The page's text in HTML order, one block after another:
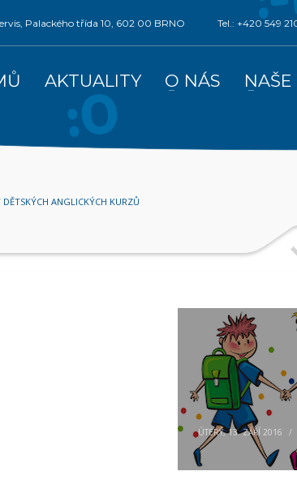
Palackého třída 10, 602 00 BRNO Tel.: +420 549
AKTUALITY O NÁS NAŠE
DĚTSKÝCH ANGLICKÝCH KURZŮ
ÚTERÝ, 13. ZÁŘÍ 2016 /